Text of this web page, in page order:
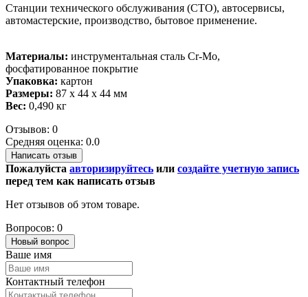
Станции технического обслуживания (СТО), автосервисы,
автомастерские, производство, бытовое применение.
Материалы: инструментальная сталь Cr-Mo,
фосфатированное покрытие
Упаковка: картон
Размеры: 87 х 44 х 44 мм
Вес: 0,490 кг
Отзывов: 0
Средняя оценка: 0.0
Написать отзыв
Пожалуйста авторизируйтесь или создайте учетную запись
перед тем как написать отзыв
Нет отзывов об этом товаре.
Вопросов: 0
Новый вопрос
Ваше имя
Контактный телефон